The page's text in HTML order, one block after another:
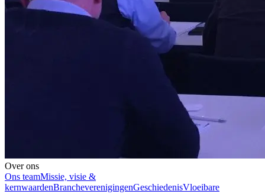
Over ons
Ons teamMissie, visie &
kernwaardenBrancheverenigingenGeschiedenisVloeibare